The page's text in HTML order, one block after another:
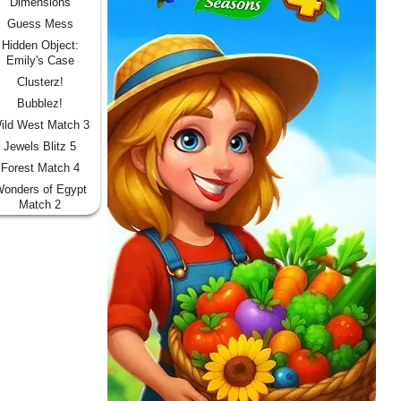
Guess Mess
Hidden Object:
Emily's Case
Clusterz!
Bubblez!
West Match 3
Jewels Blitz 5
Forest Match 4
of Egypt
Match 2